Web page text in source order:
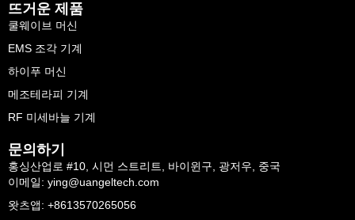
뜨거운 제품
쿨웨이브 머신
EMS 조각 기계
하이푸 머신
메조테라피 기계
RF 미세바늘 기계
문의하기
홍싱산업로 #10, 시먼 스트리트, 바이윈구, 광저우, 중국
이메일: ying@uangeltech.com
왓츠앱: +8613570265056